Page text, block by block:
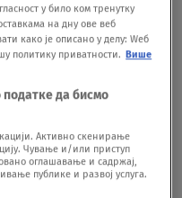
čekali smo dve
uhapšen"
у било ком тренутку
на дну ове веб
како је описано у делу: Wеб
политику приватности. Више
да бисмо
Активно скенирање
Чување и/или приступ
оглашавање и садржај,
публике и развој услуга.